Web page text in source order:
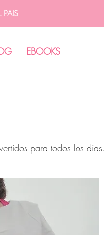
EBOOKS
para todos los días.